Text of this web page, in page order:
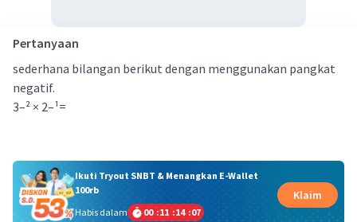
Pertanyaan
sederhana bilangan berikut dengan menggunakan pangkat
negatif.
3–² × 2–¹=
Ikuti Tryout SNBT & Menangkan E-Wallet
100rb
Habis dalam
00 :11 :14 :06
Klaim